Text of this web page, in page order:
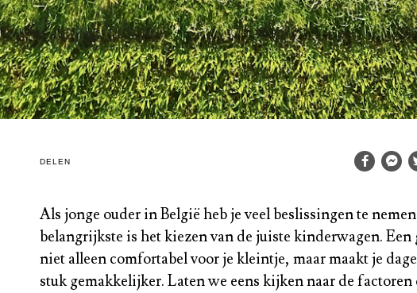
DELEN
Als jonge ouder in België heb je veel beslissingen te
belangrijkste is het kiezen van de juiste kinderwagen.
niet alleen comfortabel voor je kleintje, maar maakt je
stuk gemakkelijker. Laten we eens kijken naar de